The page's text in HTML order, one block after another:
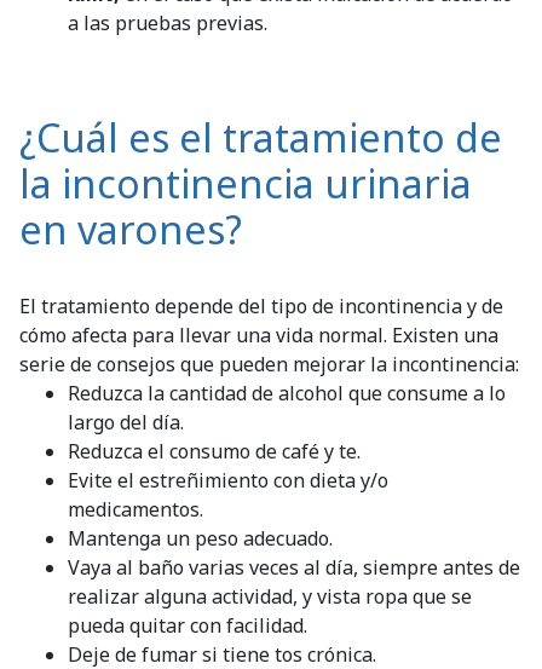
a las pruebas previas.
¿Cuál es el tratamiento de
la incontinencia urinaria
en varones?
El tratamiento depende del tipo de incontinencia y de
cómo afecta para llevar una vida normal. Existen una
serie de consejos que pueden mejorar la incontinencia:
Reduzca la cantidad de alcohol que consume a lo
largo del día.
Reduzca el consumo de café y te.
Evite el estreñimiento con dieta y/o
medicamentos.
Mantenga un peso adecuado.
Vaya al baño varias veces al día, siempre antes de
realizar alguna actividad, y vista ropa que se
pueda quitar con facilidad.
Deje de fumar si tiene tos crónica.